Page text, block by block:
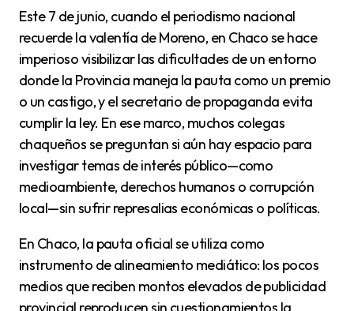
Este 7 de junio, cuando el periodismo nacional
recuerde la valentía de Moreno, en Chaco se hace
imperioso visibilizar las dificultades de un entorno
donde la Provincia maneja la pauta como un premio
o un castigo, y el secretario de propaganda evita
cumplir la ley. En ese marco, muchos colegas
chaqueños se preguntan si aún hay espacio para
investigar temas de interés público—como
medioambiente, derechos humanos o corrupción
local—sin sufrir represalias económicas o políticas.
En Chaco, la pauta oficial se utiliza como
instrumento de alineamiento mediático: los pocos
medios que reciben montos elevados de publicidad